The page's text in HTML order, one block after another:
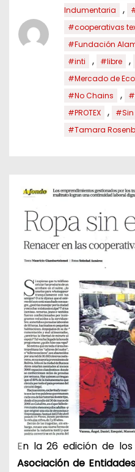
Indumentaria
,
#cooperativas
#Fundación
#inti , #libre ,
#Mercado de
#No Chains ,
#PROTEX ,
#Tamara
En la 26 edición de
Asociación de